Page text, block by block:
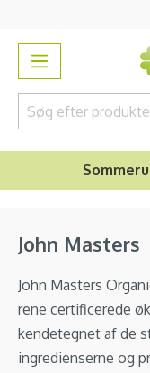
John Masters
John Masters
rene certificerede
kendetegnet af de
ingredienserne og